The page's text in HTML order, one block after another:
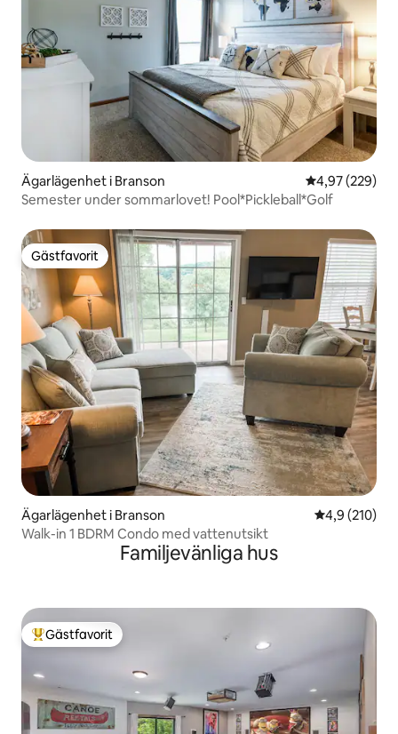
Ägarlägenhet i Branson 4,97 av 5 i
4,97 (229)
Semester under sommarlovet! Pool*Pickleball*Golf
Gästfavorit
Gästfavorit
Ägarlägenhet i Branson 4,9 av 5 i
4,9 (210)
Walk-in 1 BDRM Condo med vattenutsikt
Familjevänliga hus
Populär gästfavorit
Gästfavorit